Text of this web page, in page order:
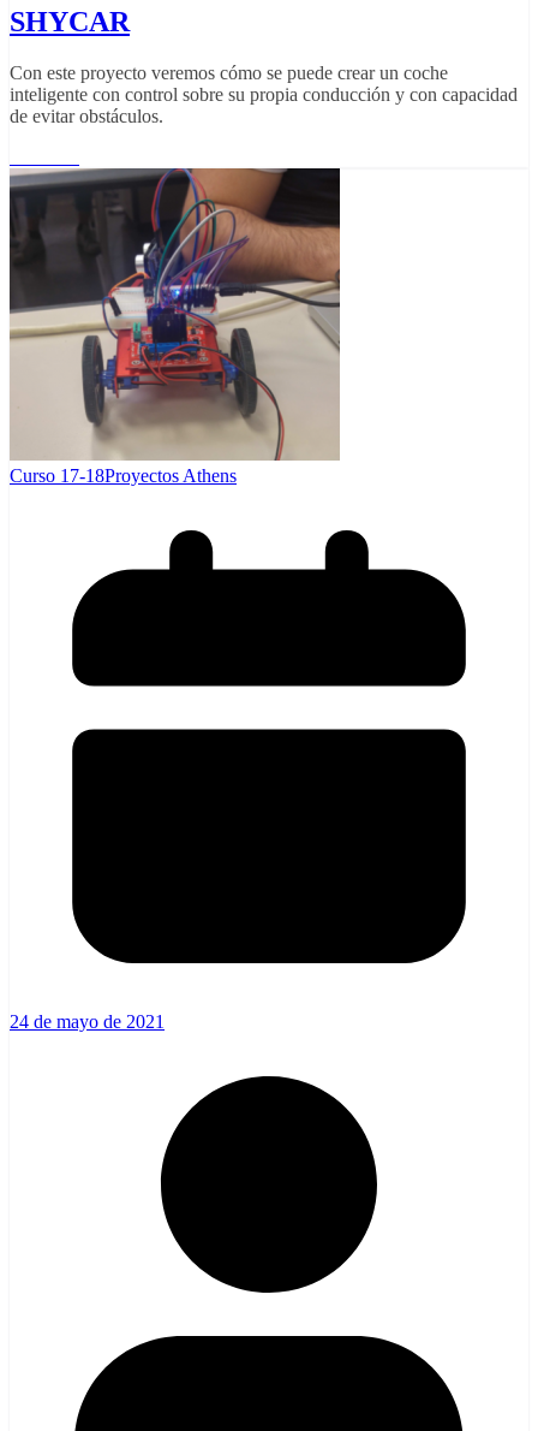
SHYCAR
Con este proyecto veremos cómo se puede crear un coche
inteligente con control sobre su propia conducción y con capacidad
de evitar obstáculos.
Curso 17-18Proyectos Athens
24 de mayo de 2021